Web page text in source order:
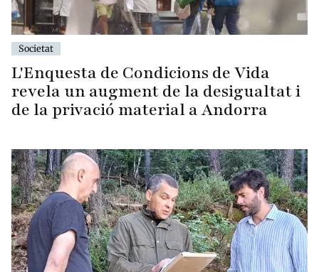
Societat
L'Enquesta de Condicions de Vida
revela un augment de la desigualtat i
de la privació material a Andorra